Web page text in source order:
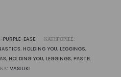
EASE
ΚΑΤΗΓΟΡΊΕΣ:
, HOLDING YOU, LEGGINGS,
, HOLDING YOU, LEGGINGS, PASTEL
VASILIKI